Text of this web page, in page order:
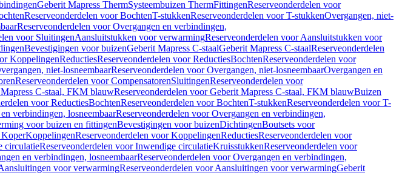
Geberit Mapress ThermSysteembuizen ThermFittingenReserveonderdelen voor
Reserveonderdelen voor BochtenT-stukkenReserveonderdelen voor T-stukkenOvergangen, niet-
Reserveonderdelen voor Overgangen en verbindingen,
voor SluitingenAansluitstukken voor verwarmingReserveonderdelen voor Aansluitstukken voor
Bevestigingen voor buizenGeberit Mapress C-staalGeberit Mapress C-staalReserveonderdelen
KoppelingenReductiesReserveonderdelen voor ReductiesBochtenReserveonderdelen voor
niet-losneembaarReserveonderdelen voor Overgangen, niet-losneembaarOvergangen en
Reserveonderdelen voor CompensatorenSluitingenReserveonderdelen voor
C-staal, FKM blauwReserveonderdelen voor Geberit Mapress C-staal, FKM blauwBuizen
voor ReductiesBochtenReserveonderdelen voor BochtenT-stukkenReserveonderdelen voor T-
verbindingen, losneembaarReserveonderdelen voor Overgangen en verbindingen,
voor buizen en fittingenBevestigingen voor buizenDichtingenBoutsets voor
KoperKoppelingenReserveonderdelen voor KoppelingenReductiesReserveonderdelen voor
circulatieReserveonderdelen voor Inwendige circulatieKruisstukkenReserveonderdelen voor
en verbindingen, losneembaarReserveonderdelen voor Overgangen en verbindingen,
voor verwarmingReserveonderdelen voor Aansluitingen voor verwarmingGeberit